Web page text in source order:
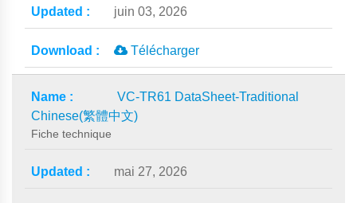
juin 03, 2026
Télécharger
VC-TR61 DataSheet-Traditional
Chinese(繁體中文)
Fiche technique
mai 27, 2026